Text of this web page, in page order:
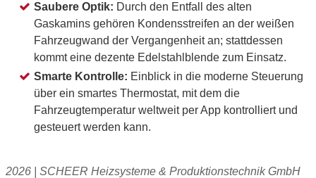
Saubere Optik: Durch den Entfall des alten
Gaskamins gehören Kondensstreifen an der weißen
Fahrzeugwand der Vergangenheit an; stattdessen
kommt eine dezente Edelstahlblende zum Einsatz.
Smarte Kontrolle: Einblick in die moderne Steuerung
über ein smartes Thermostat, mit dem die
Fahrzeugtemperatur weltweit per App kontrolliert und
gesteuert werden kann.
2026 | SCHEER Heizsysteme & Produktionstechnik GmbH